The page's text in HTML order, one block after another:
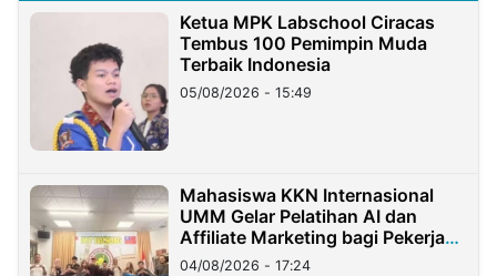
Ketua MPK Labschool Ciracas
Tembus 100 Pemimpin Muda
Terbaik Indonesia
05/08/2026 - 15:49
Mahasiswa KKN Internasional
UMM Gelar Pelatihan AI dan
Affiliate Marketing bagi Pekerja
Migran Indonesia di Taiwan
04/08/2026 - 17:24